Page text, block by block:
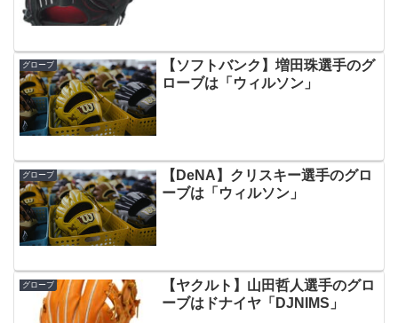
グローブ
【ソフトバンク】増田珠選手のグ
ローブは「ウィルソン」
グローブ
【DeNA】クリスキー選手のグロ
ーブは「ウィルソン」
グローブ
【ヤクルト】山田哲人選手のグロ
ーブはドナイヤ「DJNIMS」